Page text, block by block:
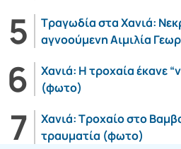
Τραγωδία στα Χανιά:
αγνοούμενη Αιμιλία
Χανιά: Η τροχαία έκανε
(φωτο)
Χανιά: Τροχαίο στο
τραυματία (φωτο)